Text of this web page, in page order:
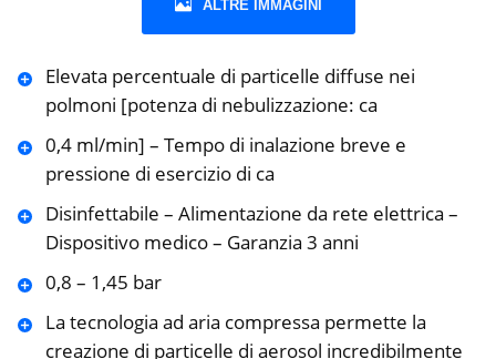
ALTRE IMMAGINI
Elevata percentuale di particelle diffuse nei
polmoni [potenza di nebulizzazione: ca
0,4 ml/min] – Tempo di inalazione breve e
pressione di esercizio di ca
Disinfettabile – Alimentazione da rete elettrica –
Dispositivo medico – Garanzia 3 anni
0,8 – 1,45 bar
La tecnologia ad aria compressa permette la
creazione di particelle di aerosol incredibilmente